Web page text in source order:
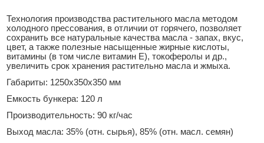
Технология производства растительного масла методом
холодного прессования, в отличии от горячего, позволяет
сохранить все натуральные качества масла - запах, вкус,
цвет, а также полезные насыщенные жирные кислоты,
витамины (в том числе витамин Е), токоферолы и др.,
увеличить срок хранения растительно масла и жмыха.
Габариты: 1250х350х350 мм
Емкость бункера: 120 л
Производительность: 90 кг/час
Выход масла: 35% (отн. сырья), 85% (отн. масл. семян)